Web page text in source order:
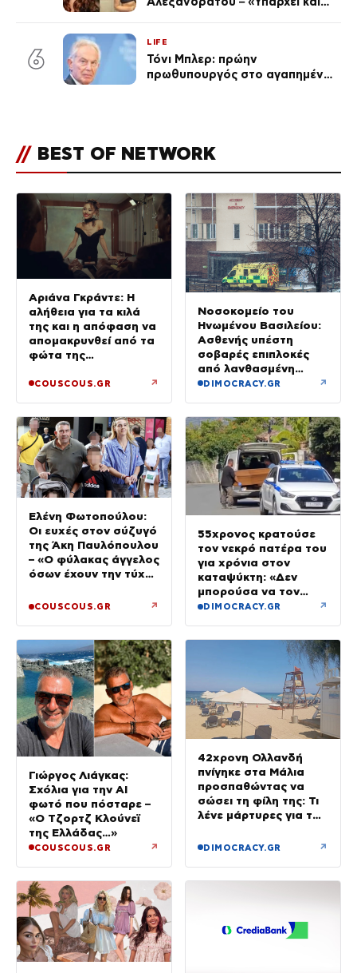
6
LIFE
Τόνι Μπλερ: πρώην
πρωθυπουργός στο αγαπημένο
// BEST OF NETWORK
Αριάνα Γκράντε: Η
αλήθεια για τα κιλά
της και η απόφαση να
απομακρυνθεί από τα
φώτα της
COUSCOUS.GR ↗
Νοσοκομείο του
Ηνωμένου Βασιλείου:
Ασθενής υπέστη
σοβαρές επιπλοκές
από λανθασμένη
σύνδεση εντέρου και
DIMOCRACY.GR ↗
Ελένη Φωτοπούλου:
Οι ευχές στον σύζυγό
της Άκη Παυλόπουλου
– «Ο φύλακας άγγελος
όσων έχουν την τύχη
του»
COUSCOUS.GR ↗
55χρονος κρατούσε
τον νεκρό πατέρα του
για χρόνια στον
καταψύκτη: «Δεν
μπορούσα να τον
αποχωριστώ»
DIMOCRACY.GR ↗
Γιώργος Λιάγκας:
Σχόλια για την ΑΙ
φωτό που πόσταρε –
«Ο Τζορτζ Κλούνεϊ
της Ελλάδας…»
COUSCOUS.GR ↗
42χρονη Ολλανδή
πνίγηκε στα Μάλια
προσπαθώντας να
σώσει τη φίλη της: Τι
λένε μάρτυρες για τον
DIMOCRACY.GR ↗